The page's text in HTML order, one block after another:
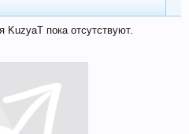
пока отсутствуют.